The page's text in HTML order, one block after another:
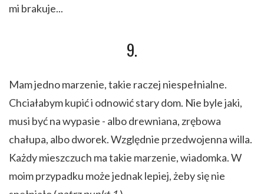
mi brakuje...
9.
Mam jedno marzenie, takie raczej niespełnialne.
Chciałabym kupić i odnowić stary dom. Nie byle jaki,
musi być na wypasie - albo drewniana, zrębowa
chałupa, albo dworek. Względnie przedwojenna willa.
Każdy mieszczuch ma takie marzenie, wiadomka. W
moim przypadku może jednak lepiej, żeby się nie